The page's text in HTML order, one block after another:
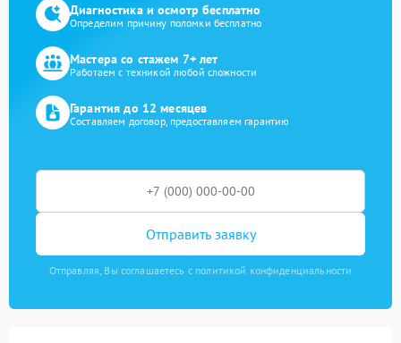
Диагностика и осмотр бесплатно
Определим причину поломки бесплатно
Мастера со стажем 7+ лет
Работаем с техникой любой сложности
Гарантия до 12 месяцев
Составляем договор, предоставляем гарантию
Отправить заявку
Отправляя, Вы соглашаетесь с политикой конфиденциальности